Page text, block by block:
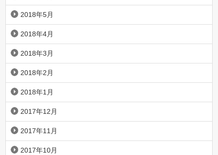
2018年5月
2018年4月
2018年3月
2018年2月
2018年1月
2017年12月
2017年11月
2017年10月